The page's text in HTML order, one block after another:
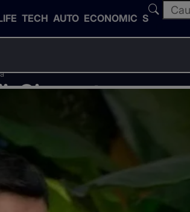
TECH AUTO ECONOMIC SPORT
Cine este